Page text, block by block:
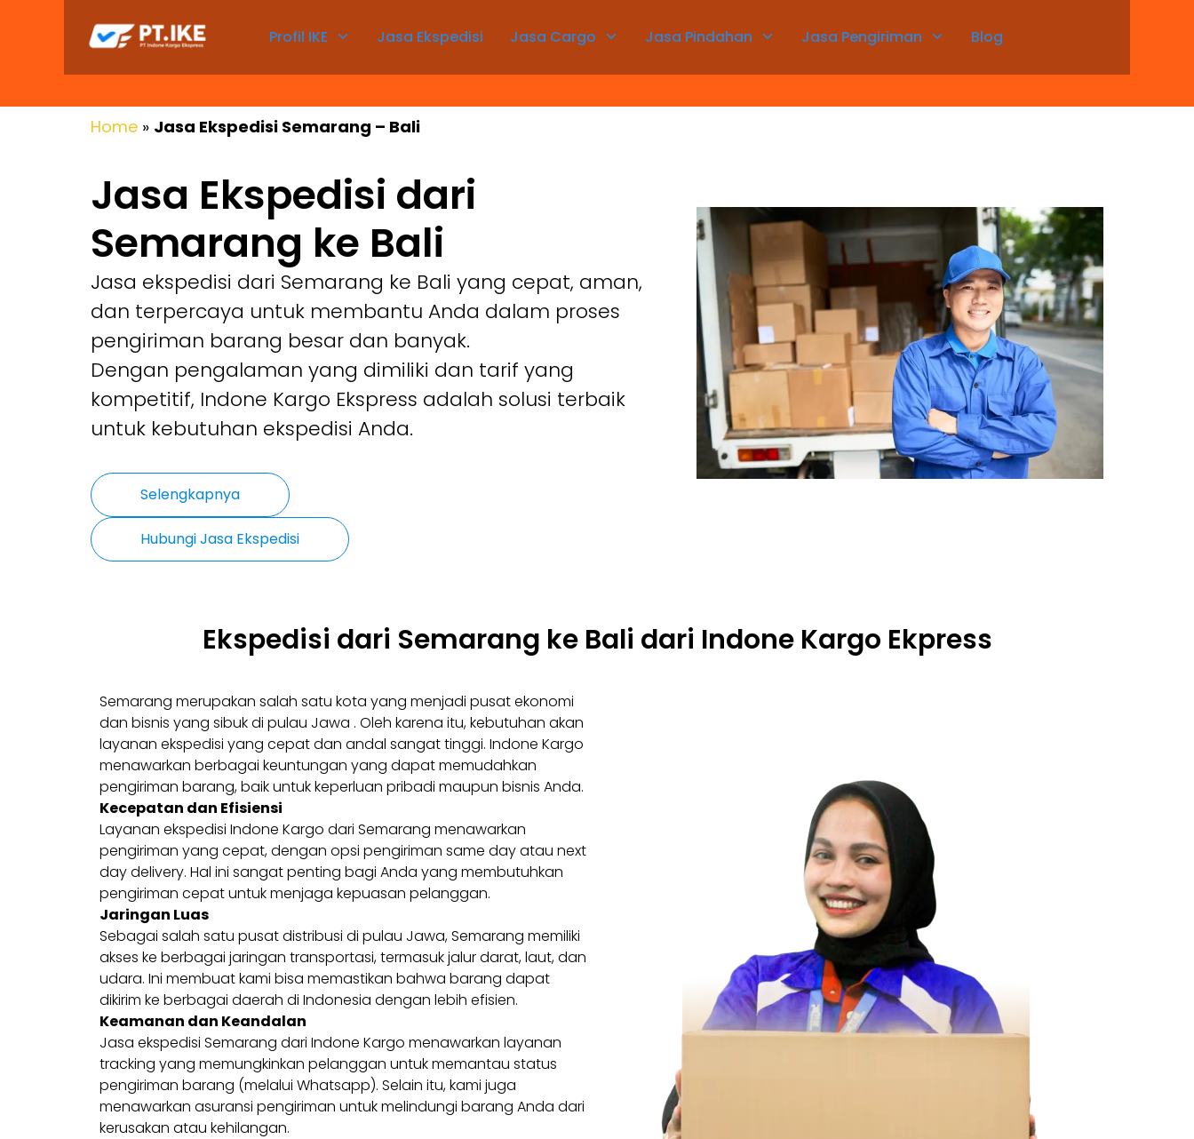
Profil IKE Jasa Ekspedisi Jasa Cargo Jasa Pindahan Jasa Pengiriman Blog
Home » Jasa Ekspedisi Semarang – Bali
Jasa Ekspedisi dari
Semarang ke Bali
Jasa ekspedisi dari Semarang ke Bali yang cepat, aman,
dan terpercaya untuk membantu Anda dalam proses
pengiriman barang besar dan banyak.
Dengan pengalaman yang dimiliki dan tarif yang
kompetitif, Indone Kargo Ekspress adalah solusi terbaik
untuk kebutuhan ekspedisi Anda.
Selengkapnya
Hubungi Jasa Ekspedisi
Ekspedisi dari Semarang ke Bali dari Indone Kargo Ekpress
Semarang merupakan salah satu kota yang menjadi pusat ekonomi
dan bisnis yang sibuk di pulau Jawa . Oleh karena itu, kebutuhan akan
layanan ekspedisi yang cepat dan andal sangat tinggi. Indone Kargo
menawarkan berbagai keuntungan yang dapat memudahkan
pengiriman barang, baik untuk keperluan pribadi maupun bisnis Anda.
Kecepatan dan Efisiensi
Layanan ekspedisi Indone Kargo dari Semarang menawarkan
pengiriman yang cepat, dengan opsi pengiriman same day atau next
day delivery. Hal ini sangat penting bagi Anda yang membutuhkan
pengiriman cepat untuk menjaga kepuasan pelanggan.
Jaringan Luas
Sebagai salah satu pusat distribusi di pulau Jawa, Semarang memiliki
akses ke berbagai jaringan transportasi, termasuk jalur darat, laut, dan
udara. Ini membuat kami bisa memastikan bahwa barang dapat
dikirim ke berbagai daerah di Indonesia dengan lebih efisien.
Keamanan dan Keandalan
Jasa ekspedisi Semarang dari Indone Kargo menawarkan layanan
tracking yang memungkinkan pelanggan untuk memantau status
pengiriman barang (melalui Whatsapp). Selain itu, kami juga
menawarkan asuransi pengiriman untuk melindungi barang Anda dari
kerusakan atau kehilangan.